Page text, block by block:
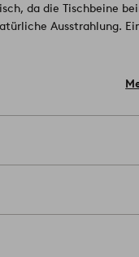
da die Tischbeine
Ausstrahlung.
stammt,
sitzen, was